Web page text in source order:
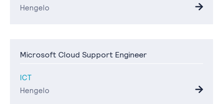
Hengelo
Microsoft Cloud Support Engineer
ICT
Hengelo